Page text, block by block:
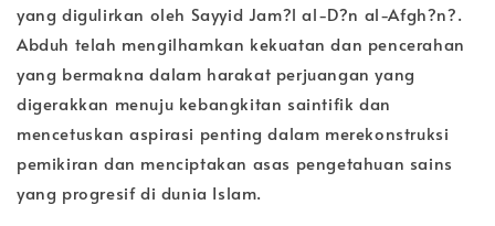
yang digulirkan oleh Sayyid Jam?l al-D?n al-Afgh?n?.
Abduh telah mengilhamkan kekuatan dan pencerahan
yang bermakna dalam harakat perjuangan yang
digerakkan menuju kebangkitan saintifik dan
mencetuskan aspirasi penting dalam merekonstruksi
pemikiran dan menciptakan asas pengetahuan sains
yang progresif di dunia Islam.